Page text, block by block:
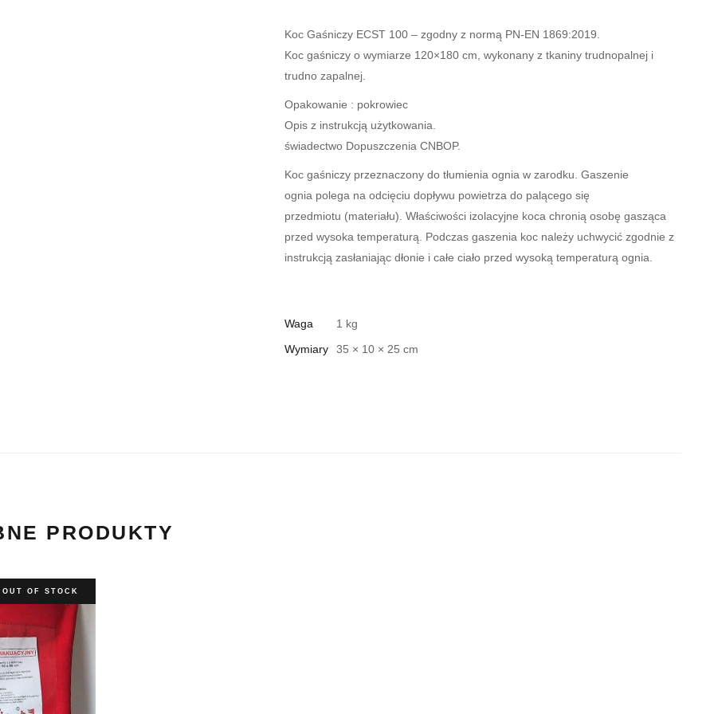
Koc Gaśniczy ECST 100 – zgodny z normą PN-EN 1869:2019.
Koc gaśniczy o wymiarze 120×180 cm, wykonany z tkaniny trudnopalnej i
trudno zapalnej.
Opakowanie : pokrowiec
Opis z instrukcją użytkowania.
świadectwo Dopuszczenia CNBOP.
Koc gaśniczy przeznaczony do tłumienia ognia w zarodku. Gaszenie
ognia polega na odcięciu dopływu powietrza do palącego się
przedmiotu (materiału). Właściwości izolacyjne koca chronią osobę gasząca
przed wysoka temperaturą. Podczas gaszenia koc należy uchwycić zgodnie z
instrukcją zasłaniając dłonie i całe ciało przed wysoką temperaturą ognia.
Waga
1 kg
Wymiary
35 × 10 × 25 cm
PRODUKTY
OUT OF STOCK